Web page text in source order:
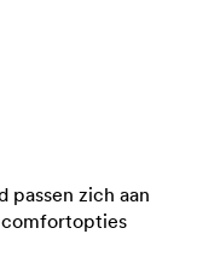
zich aan